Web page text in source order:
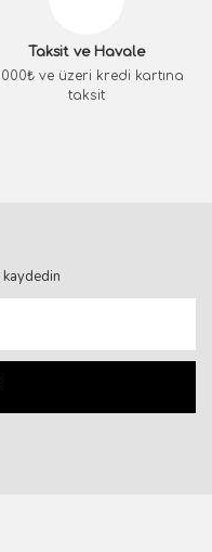
Taksit ve Havale
ve üzeri kredi kartına
taksit